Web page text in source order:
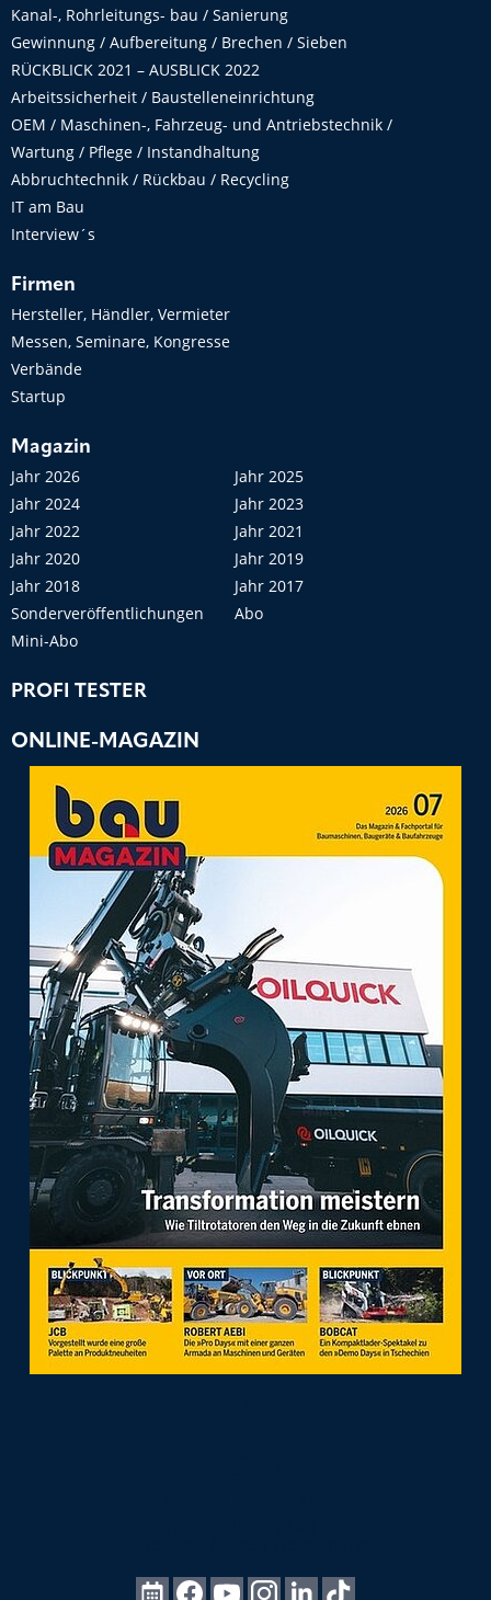
Kanal-, Rohrleitungs- bau / Sanierung
Gewinnung / Aufbereitung / Brechen / Sieben
RÜCKBLICK 2021 – AUSBLICK 2022
Arbeitssicherheit / Baustelleneinrichtung
OEM / Maschinen-, Fahrzeug- und Antriebstechnik /
Wartung / Pflege / Instandhaltung
Abbruchtechnik / Rückbau / Recycling
IT am Bau
Interview´s
Firmen
Hersteller, Händler, Vermieter
Messen, Seminare, Kongresse
Verbände
Startup
Magazin
Jahr 2026
Jahr 2025
Jahr 2024
Jahr 2023
Jahr 2022
Jahr 2021
Jahr 2020
Jahr 2019
Jahr 2018
Jahr 2017
Sonderveröffentlichungen
Abo
Mini-Abo
PROFI TESTER
ONLINE-MAGAZIN